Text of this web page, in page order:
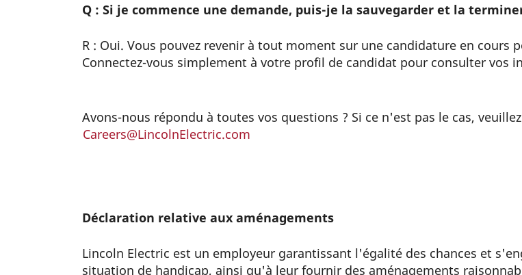
Q : Si je commence une demande, puis-je la sauvegarder et la
R : Oui. Vous pouvez revenir à tout moment sur une candidature en
Connectez-vous simplement à votre profil de candidat pour consulter vos
Avons-nous répondu à toutes vos questions ? Si ce n'est pas le cas,
Careers@LincolnElectric.com
Déclaration relative aux aménagements
Lincoln Electric est un employeur garantissant l'égalité des chances et
situation de handicap, ainsi qu'à leur fournir des aménagements